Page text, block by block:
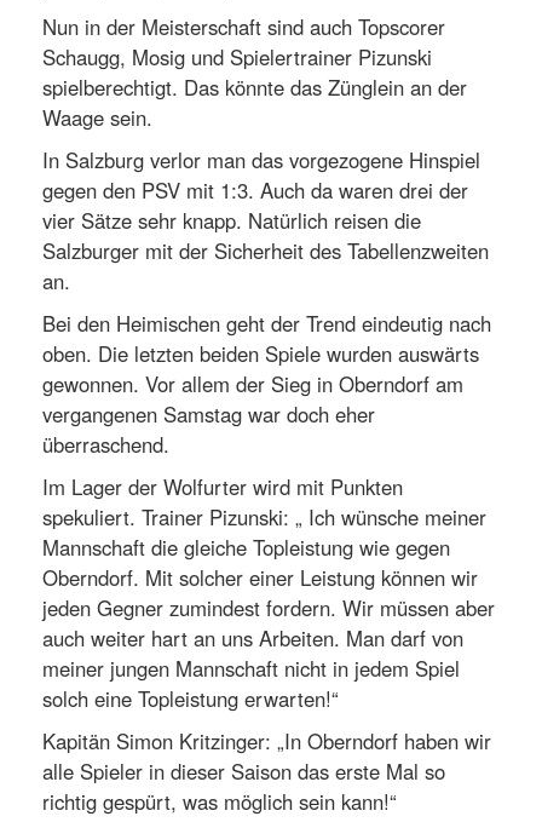
Nun in der Meisterschaft sind auch Topscorer
Schaugg, Mosig und Spielertrainer Pizunski
spielberechtigt. Das könnte das Zünglein an der
Waage sein.
In Salzburg verlor man das vorgezogene Hinspiel
gegen den PSV mit 1:3. Auch da waren drei der
vier Sätze sehr knapp. Natürlich reisen die
Salzburger mit der Sicherheit des Tabellenzweiten
an.
Bei den Heimischen geht der Trend eindeutig nach
oben. Die letzten beiden Spiele wurden auswärts
gewonnen. Vor allem der Sieg in Oberndorf am
vergangenen Samstag war doch eher
überraschend.
Im Lager der Wolfurter wird mit Punkten
spekuliert. Trainer Pizunski: „ Ich wünsche meiner
Mannschaft die gleiche Topleistung wie gegen
Oberndorf. Mit solcher einer Leistung können wir
jeden Gegner zumindest fordern. Wir müssen aber
auch weiter hart an uns Arbeiten. Man darf von
meiner jungen Mannschaft nicht in jedem Spiel
solch eine Topleistung erwarten!“
Kapitän Simon Kritzinger: „In Oberndorf haben wir
alle Spieler in dieser Saison das erste Mal so
richtig gespürt, was möglich sein kann!“